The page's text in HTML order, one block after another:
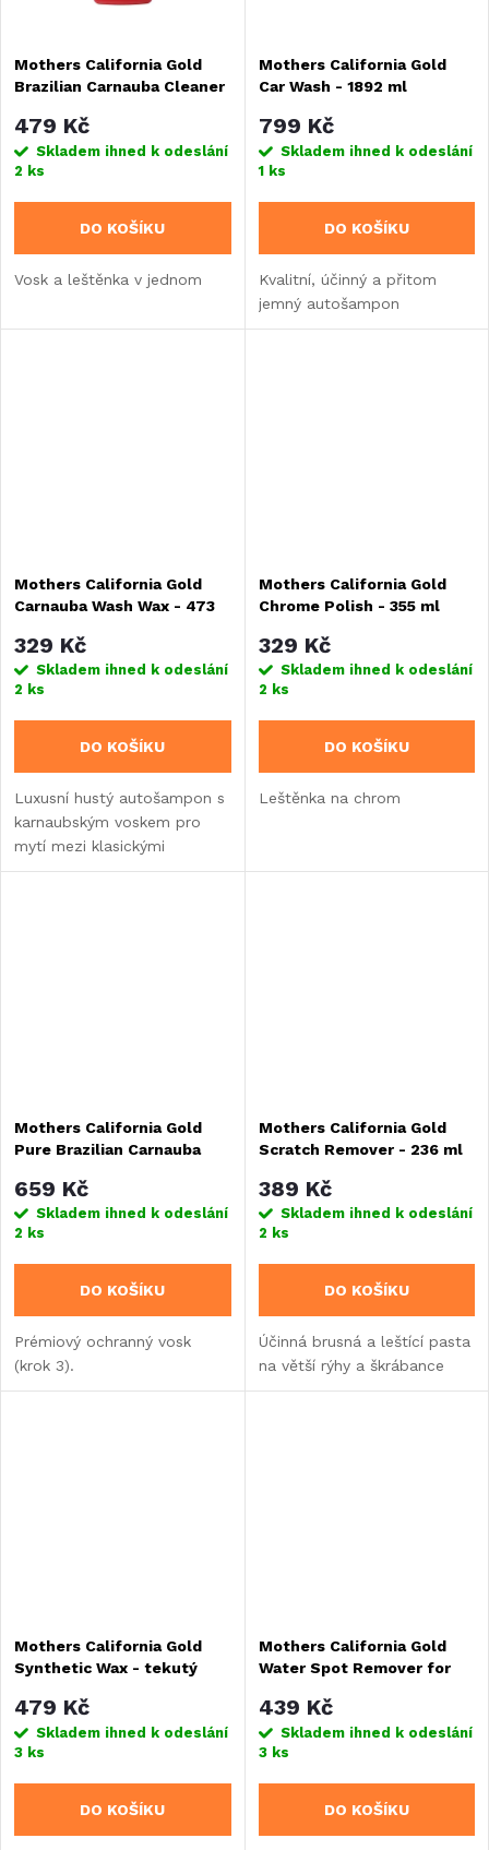
Mothers California Gold
Brazilian Carnauba Cleaner
479 Kč
Skladem ihned k odeslání
2 ks
DO KOŠÍKU
Vosk a leštěnka v jednom
Mothers California Gold
Car Wash - 1892 ml
799 Kč
Skladem ihned k odeslání
1 ks
DO KOŠÍKU
Kvalitní, účinný a přitom
jemný autošampon
Mothers California Gold
Carnauba Wash Wax - 473
329 Kč
Skladem ihned k odeslání
2 ks
DO KOŠÍKU
Luxusní hustý autošampon s
karnaubským voskem pro
mytí mezi klasickými
voskovacími cykly
Mothers California Gold
Chrome Polish - 355 ml
329 Kč
Skladem ihned k odeslání
2 ks
DO KOŠÍKU
Leštěnka na chrom
Mothers California Gold
Pure Brazilian Carnauba
659 Kč
Skladem ihned k odeslání
2 ks
DO KOŠÍKU
Prémiový ochranný vosk
(krok 3).
Mothers California Gold
Scratch Remover - 236 ml
389 Kč
Skladem ihned k odeslání
2 ks
DO KOŠÍKU
Účinná brusná a leštící pasta
na větší rýhy a škrábance
Mothers California Gold
Synthetic Wax - tekutý
479 Kč
Skladem ihned k odeslání
3 ks
DO KOŠÍKU
Mothers California Gold
Water Spot Remover for
skel, 355 ml (tzv. suché
stěrače)
439 Kč
Skladem ihned k odeslání
3 ks
DO KOŠÍKU